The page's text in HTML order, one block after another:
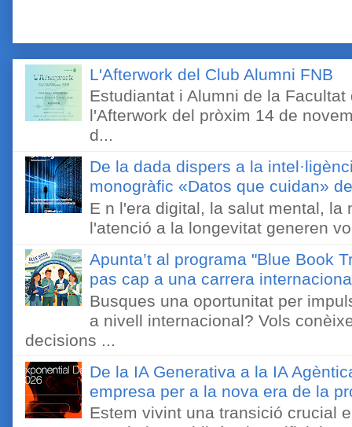
L'Afterwork del Club Alumni FNB
Estudiantat i Alumni de la
l'Afterwork del pròxim 14 de
d...
De la dada dispers a la
monogràfic «Datos que cuidan»
E n l'era digital, la salut mental, la
l'atenció a la longevitat generen
Apunta’t al programa "Blue Book
pas cap a una carrera
Busques una oportunitat per
a nivell internacional? Vols
decisions ...
De la IA Generativa a la IA
empresa per a la nova era de la
Estem vivint una transició crucial